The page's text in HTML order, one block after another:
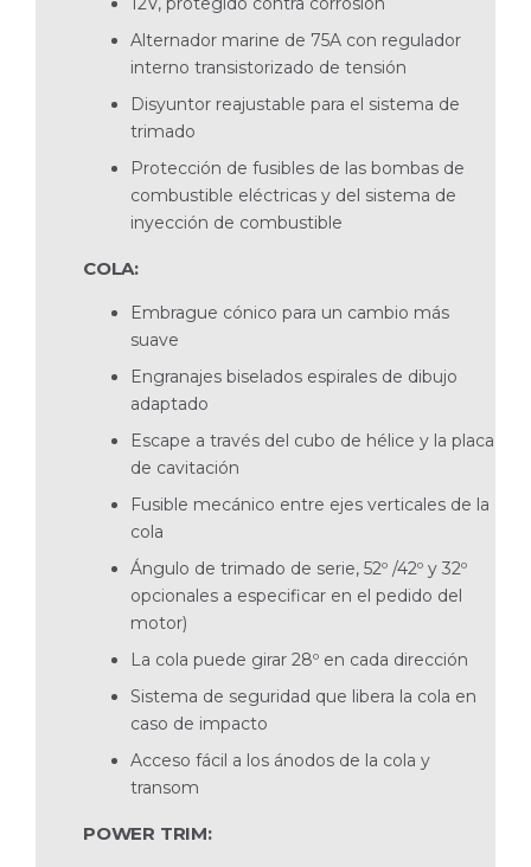
Alternador marine de 75A con regulador
interno transistorizado de tensión
Disyuntor reajustable para el sistema de
trimado
Protección de fusibles de las bombas de
combustible eléctricas y del sistema de
inyección de combustible
COLA:
Embrague cónico para un cambio más
suave
Engranajes biselados espirales de dibujo
adaptado
Escape a través del cubo de hélice y la placa
de cavitación
Fusible mecánico entre ejes verticales de la
cola
Ángulo de trimado de serie, 52º /42º y 32º
opcionales a especificar en el pedido del
motor)
La cola puede girar 28º en cada dirección
Sistema de seguridad que libera la cola en
caso de impacto
Acceso fácil a los ánodos de la cola y
transom
POWER TRIM: